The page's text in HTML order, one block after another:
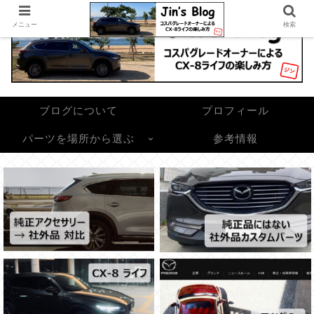
ブログについて プロフィール
パーツを場所から選ぶ 参考情報
メニュー 検索